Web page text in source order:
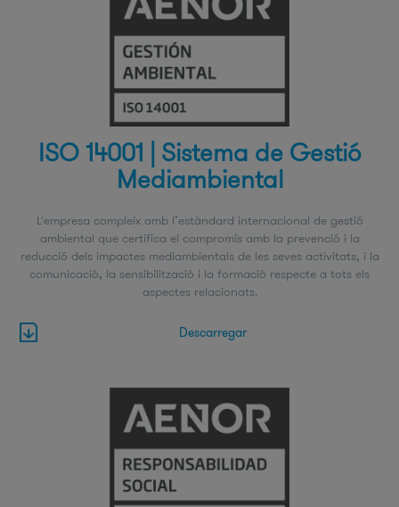
ISO 14001 | Sistema de Gestió
Mediambiental
L'empresa compleix amb l’estàndard internacional de gestió
ambiental que certifica el compromís amb la prevenció i la
reducció dels impactes mediambientals de les seves activitats, i la
comunicació, la sensibilització i la formació respecte a tots els
aspectes relacionats.
Descarregar